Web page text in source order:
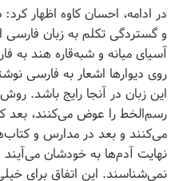
و گستردگی تکلم به زبان فارسی
آسیای میانه و شبه‌قاره هند
روی دیوارها اشعار به فارسی
این زبان در آنجا رایج باشد.
رسم‌الخط را عوض می‌کنند، بعد
می‌کنند و بعد در مدارس و
نهایت آدم‌ها به خودشان می‌آیند
نمی‌شناسند. این اتفاق برای